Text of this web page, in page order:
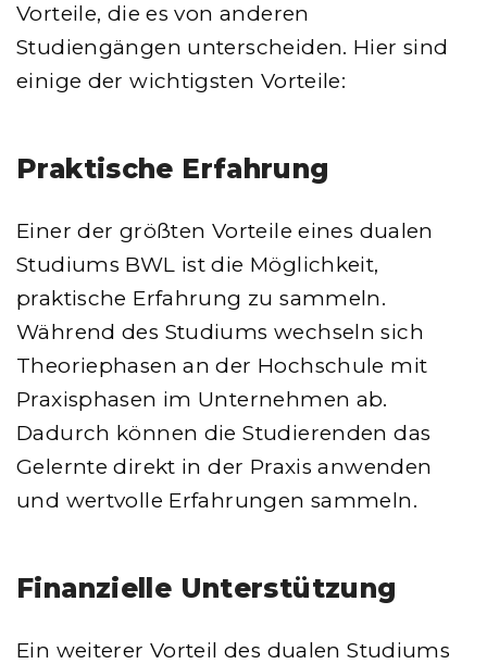
Vorteile, die es von anderen
Studiengängen unterscheiden. Hier sind
einige der wichtigsten Vorteile:
Praktische Erfahrung
Einer der größten Vorteile eines dualen
Studiums BWL ist die Möglichkeit,
praktische Erfahrung zu sammeln.
Während des Studiums wechseln sich
Theoriephasen an der Hochschule mit
Praxisphasen im Unternehmen ab.
Dadurch können die Studierenden das
Gelernte direkt in der Praxis anwenden
und wertvolle Erfahrungen sammeln.
Finanzielle Unterstützung
Ein weiterer Vorteil des dualen Studiums